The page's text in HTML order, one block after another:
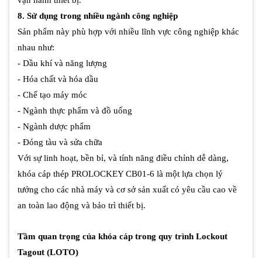
8. Sử dụng trong nhiều ngành công nghiệp
Sản phẩm này phù hợp với nhiều lĩnh vực công nghiệp khác
nhau như:
- Dầu khí và năng lượng
- Hóa chất và hóa dầu
- Chế tạo máy móc
- Ngành thực phẩm và đồ uống
- Ngành dược phẩm
- Đóng tàu và sửa chữa
Với sự linh hoạt, bền bỉ, và tính năng điều chỉnh dễ dàng,
khóa cáp thép PROLOCKEY CB01-6 là một lựa chọn lý
tưởng cho các nhà máy và cơ sở sản xuất có yêu cầu cao về
an toàn lao động và bảo trì thiết bị.
Tầm quan trọng của khóa cáp trong quy trình Lockout
Tagout (LOTO)